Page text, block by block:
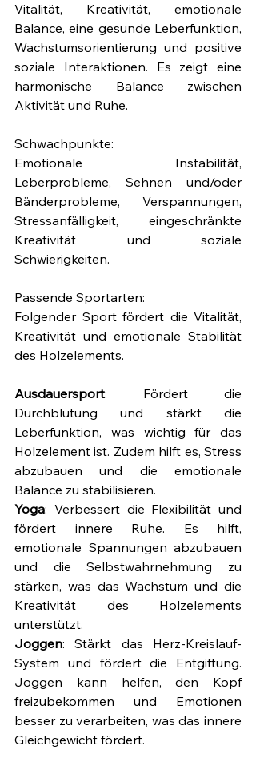
Vitalität, Kreativität, emotionale
Balance, eine gesunde Leberfunktion,
Wachstumsorientierung und positive
soziale Interaktionen. Es zeigt eine
harmonische Balance zwischen
Aktivität und Ruhe.
Schwachpunkte:
Emotionale Instabilität,
Leberprobleme, Sehnen und/oder
Bänderprobleme, Verspannungen,
Stressanfälligkeit, eingeschränkte
Kreativität und soziale
Schwierigkeiten.
Passende Sportarten:
Folgender Sport fördert die Vitalität,
Kreativität und emotionale Stabilität
des Holzelements.
Ausdauersport: Fördert die
Durchblutung und stärkt die
Leberfunktion, was wichtig für das
Holzelement ist. Zudem hilft es, Stress
abzubauen und die emotionale
Balance zu stabilisieren.
Yoga: Verbessert die Flexibilität und
fördert innere Ruhe. Es hilft,
emotionale Spannungen abzubauen
und die Selbstwahrnehmung zu
stärken, was das Wachstum und die
Kreativität des Holzelements
unterstützt.
Joggen: Stärkt das Herz-Kreislauf-
System und fördert die Entgiftung.
Joggen kann helfen, den Kopf
freizubekommen und Emotionen
besser zu verarbeiten, was das innere
Gleichgewicht fördert.